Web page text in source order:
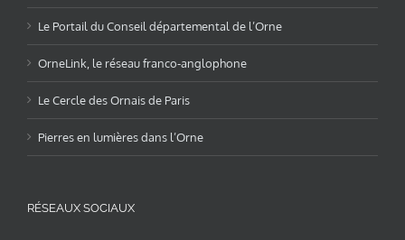
Le Portail du Conseil départemental de l’Orne
OrneLink, le réseau franco-anglophone
Le Cercle des Ornais de Paris
Pierres en lumières dans l’Orne
RÉSEAUX SOCIAUX